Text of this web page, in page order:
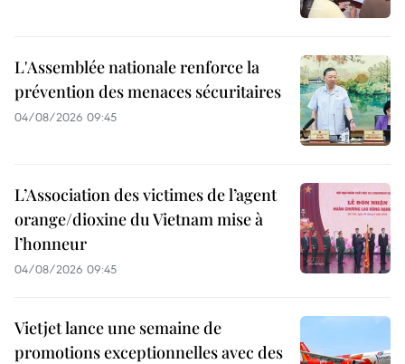
L'Assemblée nationale renforce la
prévention des menaces sécuritaires
04/08/2026 09:45
L’Association des victimes de l’agent
orange/dioxine du Vietnam mise à
l’honneur
04/08/2026 09:45
Vietjet lance une semaine de
promotions exceptionnelles avec des